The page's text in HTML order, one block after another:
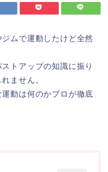
ムで運動したけど全然
トアップの知識に振り
ません。
動は何のかプロが徹底